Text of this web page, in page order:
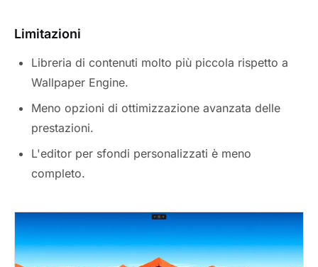
Limitazioni
Libreria di contenuti molto più piccola rispetto a
Wallpaper Engine.
Meno opzioni di ottimizzazione avanzata delle
prestazioni.
L'editor per sfondi personalizzati è meno
completo.